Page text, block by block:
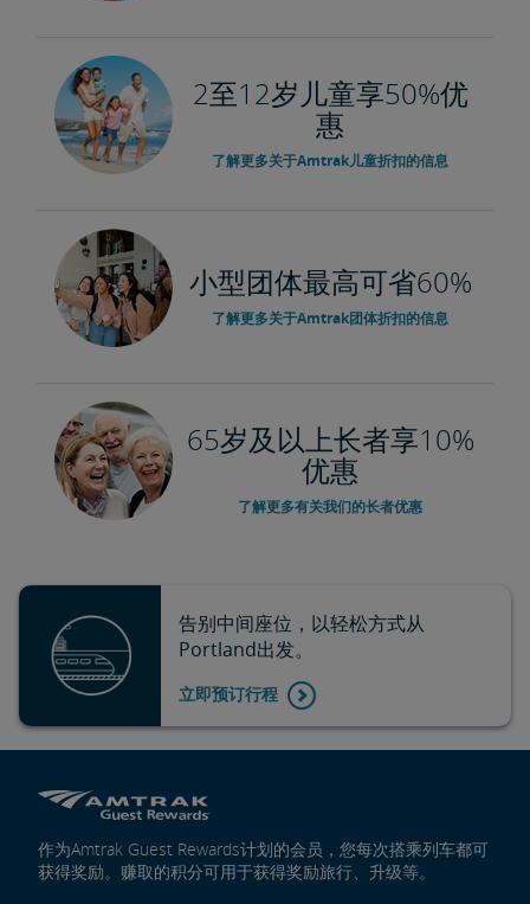
2至12岁儿童享50%优
惠
了解更多关于Amtrak儿童折扣的信息
小型团体最高可省60%
了解更多关于Amtrak团体折扣的信息
65岁及以上长者享10%
优惠
了解更多有关我们的长者优惠
告别中间座位，以轻松方式从
Portland出发。
立即预订行程
作为Amtrak Guest Rewards计划的会员，您每次搭乘列车都可
获得奖励。赚取的积分可用于获得奖励旅行、升级等。